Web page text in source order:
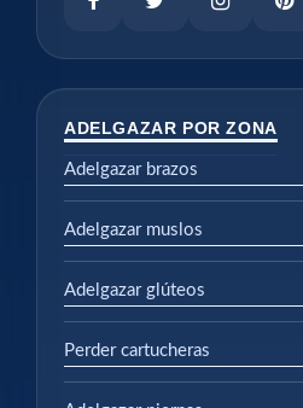
ADELGAZAR POR ZONA
Adelgazar brazos
Adelgazar muslos
Adelgazar glúteos
Perder cartucheras